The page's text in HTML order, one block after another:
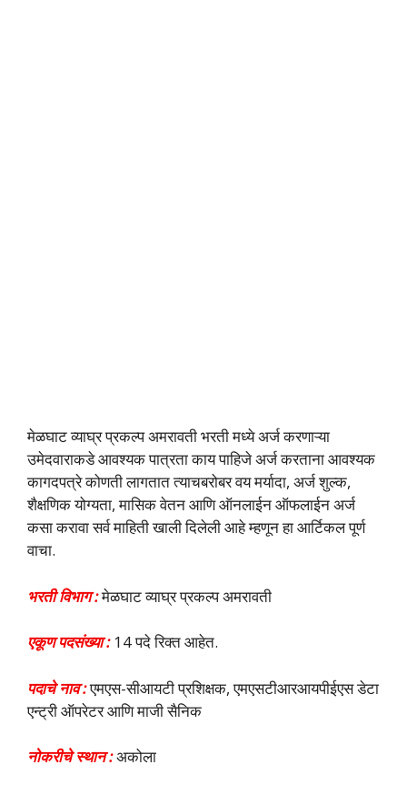
मेळघाट व्याघ्र प्रकल्प अमरावती भरती मध्ये अर्ज करणाऱ्या
उमेदवाराकडे आवश्यक पात्रता काय पाहिजे अर्ज करताना आवश्यक
कागदपत्रे कोणती लागतात त्याचबरोबर वय मर्यादा, अर्ज शुल्क,
शैक्षणिक योग्यता, मासिक वेतन आणि ऑनलाईन ऑफलाईन अर्ज
कसा करावा सर्व माहिती खाली दिलेली आहे म्हणून हा आर्टिकल पूर्ण
वाचा.
भरती विभाग :मेळघाट व्याघ्र प्रकल्प अमरावती
एकूण पदसंख्या :14 पदे रिक्त आहेत.
पदाचे नाव :एमएस-सीआयटी प्रशिक्षक, एमएसटीआरआयपीईएस डेटा
एन्ट्री ऑपरेटर आणि माजी सैनिक
नोकरीचे स्थान :अकोला